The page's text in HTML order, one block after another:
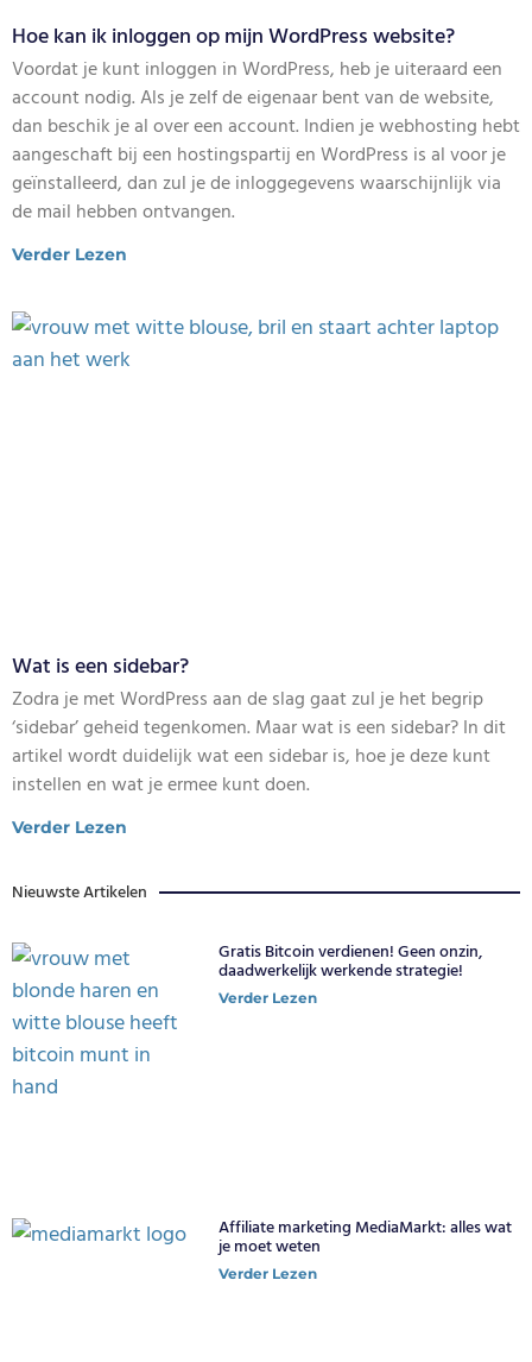
Hoe kan ik inloggen op mijn WordPress website?
Voordat je kunt inloggen in WordPress, heb je uiteraard een
account nodig. Als je zelf de eigenaar bent van de website,
dan beschik je al over een account. Indien je webhosting hebt
aangeschaft bij een hostingspartij en WordPress is al voor je
geïnstalleerd, dan zul je de inloggegevens waarschijnlijk via
de mail hebben ontvangen.
Verder Lezen
Wat is een sidebar?
Zodra je met WordPress aan de slag gaat zul je het begrip
‘sidebar’ geheid tegenkomen. Maar wat is een sidebar? In dit
artikel wordt duidelijk wat een sidebar is, hoe je deze kunt
instellen en wat je ermee kunt doen.
Verder Lezen
Nieuwste Artikelen
Gratis Bitcoin verdienen! Geen onzin,
daadwerkelijk werkende strategie!
Verder Lezen
Affiliate marketing MediaMarkt: alles wat
je moet weten
Verder Lezen